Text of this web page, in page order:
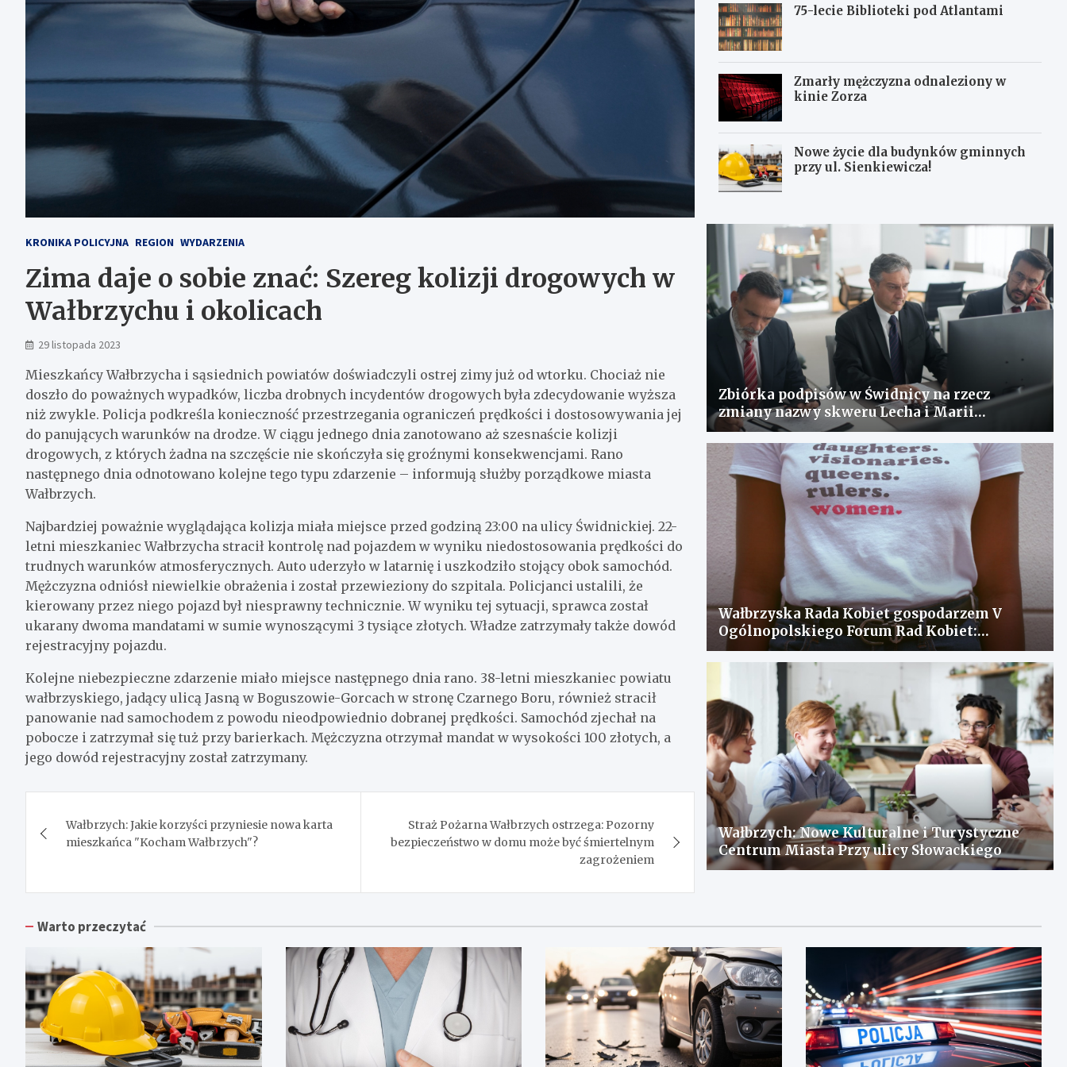
KRONIKA POLICYJNA REGION WYDARZENIA
Zima daje o sobie znać: Szereg kolizji drogowych w
Wałbrzychu i okolicach
29 listopada 2023
Mieszkańcy Wałbrzycha i sąsiednich powiatów doświadczyli ostrej zimy już od wtorku. Chociaż nie
doszło do poważnych wypadków, liczba drobnych incydentów drogowych była zdecydowanie wyższa
niż zwykle. Policja podkreśla konieczność przestrzegania ograniczeń prędkości i dostosowywania jej
do panujących warunków na drodze. W ciągu jednego dnia zanotowano aż szesnaście kolizji
drogowych, z których żadna na szczęście nie skończyła się groźnymi konsekwencjami. Rano
następnego dnia odnotowano kolejne tego typu zdarzenie – informują służby porządkowe miasta
Wałbrzych.
Najbardziej poważnie wyglądająca kolizja miała miejsce przed godziną 23:00 na ulicy Świdnickiej. 22-
letni mieszkaniec Wałbrzycha stracił kontrolę nad pojazdem w wyniku niedostosowania prędkości do
trudnych warunków atmosferycznych. Auto uderzyło w latarnię i uszkodziło stojący obok samochód.
Mężczyzna odniósł niewielkie obrażenia i został przewieziony do szpitala. Policjanci ustalili, że
kierowany przez niego pojazd był niesprawny technicznie. W wyniku tej sytuacji, sprawca został
ukarany dwoma mandatami w sumie wynoszącymi 3 tysiące złotych. Władze zatrzymały także dowód
rejestracyjny pojazdu.
Kolejne niebezpieczne zdarzenie miało miejsce następnego dnia rano. 38-letni mieszkaniec powiatu
wałbrzyskiego, jadący ulicą Jasną w Boguszowie-Gorcach w stronę Czarnego Boru, również stracił
panowanie nad samochodem z powodu nieodpowiednio dobranej prędkości. Samochód zjechał na
pobocze i zatrzymał się tuż przy barierkach. Mężczyzna otrzymał mandat w wysokości 100 złotych, a
jego dowód rejestracyjny został zatrzymany.
wpisu
Wałbrzych: Jakie korzyści przyniesie nowa karta
mieszkańca "Kocham Wałbrzych"?
Straż Pożarna Wałbrzych ostrzega: Pozorny
bezpieczeństwo w domu może być śmiertelnym
zagrożeniem
75-lecie Biblioteki pod Atlantami
Zmarły mężczyzna odnaleziony w
kinie Zorza
Nowe życie dla budynków gminnych
przy ul. Sienkiewicza!
Zbiórka podpisów w Świdnicy na rzecz
zmiany nazwy skweru Lecha i Marii
Kaczyńskich
Wałbrzyska Rada Kobiet gospodarzem V
Ogólnopolskiego Forum Rad Kobiet:
spotkanie dla wymiany doświadczeń i
rozwiązania problemów
Wałbrzych: Nowe Kulturalne i Turystyczne
Centrum Miasta Przy ulicy Słowackiego
Warto przeczytać